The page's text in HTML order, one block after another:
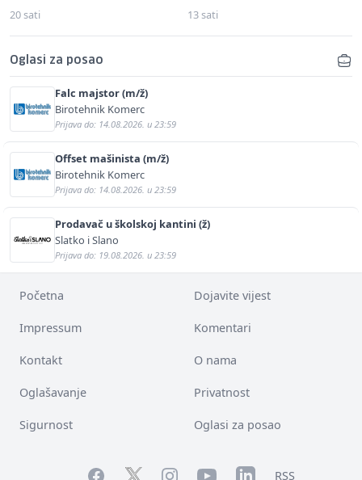
20 sati 13 sati
Oglasi za posao
Falc majstor (m/ž)
Birotehnik Komerc
Prijava do: 14.08.2026. u 23:59
Offset mašinista (m/ž)
Birotehnik Komerc
Prijava do: 14.08.2026. u 23:59
Prodavač u školskoj kantini (ž)
Slatko i Slano
Prijava do: 19.08.2026. u 23:59
Početna Dojavite vijest
Impressum Komentari
Kontakt O nama
Oglašavanje Privatnost
Sigurnost Oglasi za posao
FacebookTwitterInstagramYouTubeLinkedInRSS